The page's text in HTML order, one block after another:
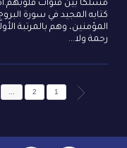
مسلكاً بين قنوات
كتابه المجيد في سورة
المؤمنين، وهم بالمرتبة
رحمة ولا...
1
2
...